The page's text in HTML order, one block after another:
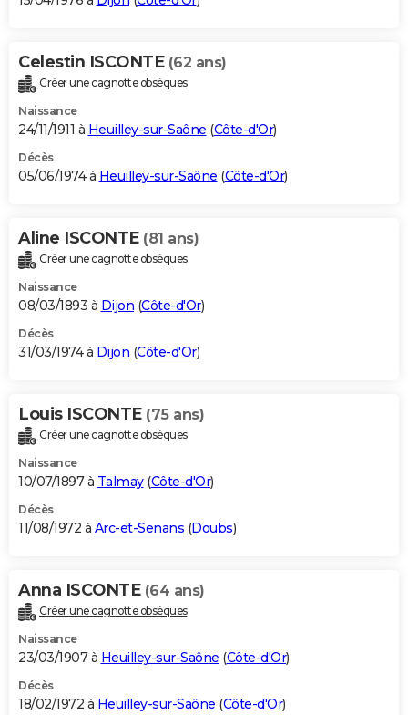
Celestin ISCONTE (62 ans)
Créer une cagnotte obsèques
Naissance
24/11/1911 à Heuilley-sur-Saône (Côte-d'Or)
Décès
05/06/1974 à Heuilley-sur-Saône (Côte-d'Or)
Aline ISCONTE (81 ans)
Créer une cagnotte obsèques
Naissance
08/03/1893 à Dijon (Côte-d'Or)
Décès
31/03/1974 à Dijon (Côte-d'Or)
Louis ISCONTE (75 ans)
Créer une cagnotte obsèques
Naissance
10/07/1897 à Talmay(Côte-d'Or)
Décès
11/08/1972 à Arc-et-Senans (Doubs)
Anna ISCONTE (64 ans)
Créer une cagnotte obsèques
Naissance
23/03/1907 à Heuilley-sur-Saône (Côte-d'Or)
Décès
18/02/1972 à Heuilley-sur-Saône (Côte-d'Or)